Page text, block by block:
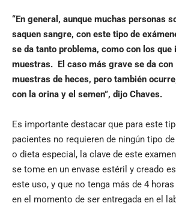
“En general, aunque muchas personas
saquen sangre, con este tipo de
se da tanto problema, como con los
muestras. El caso más grave se da con
muestras de heces, pero también
con la orina y el semen”, dijo Chaves.
Es importante destacar que para este
pacientes no requieren de ningún tipo
o dieta especial, la clave de este
se tome en un envase estéril y creado
este uso, y que no tenga más de 4
en el momento de ser entregada en el